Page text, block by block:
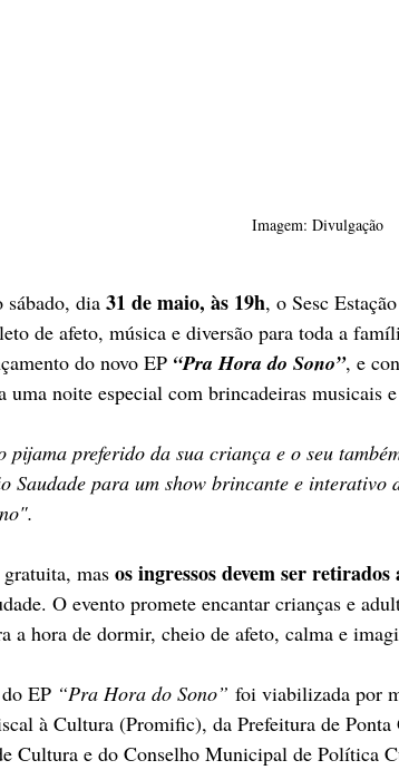
Imagem: Divulgação
dia 31 de maio, às 19h, o Sesc
de afeto, música e diversão para toda a
do novo EP “Pra Hora do Sono”, e
uma noite especial com brincadeiras musicais
pijama preferido da sua criança e o seu
Saudade para um show brincante e interativo
mas os ingressos devem ser
O evento promete encantar crianças e
a hora de dormir, cheio de afeto, calma e
EP “Pra Hora do Sono” foi viabilizada por
à Cultura (Promific), da Prefeitura de Ponta
Cultura e do Conselho Municipal de Política